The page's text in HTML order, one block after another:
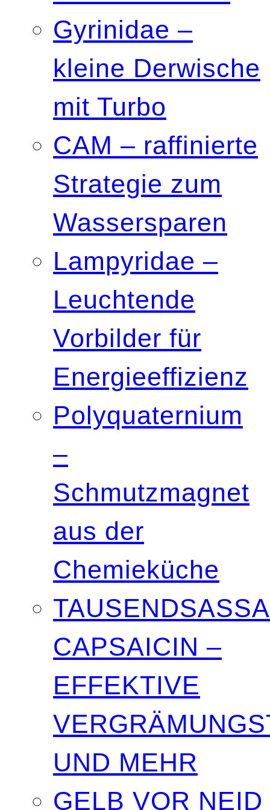
Gyrinidae –
kleine Derwische
mit Turbo
CAM – raffinierte
Strategie zum
Wassersparen
Lampyridae –
Leuchtende
Vorbilder für
Energieeffizienz
Polyquaternium
–
Schmutzmagnet
aus der
Chemieküche
TAUSENDSASSA
CAPSAICIN –
EFFEKTIVE
UND MEHR
GELB VOR NEID